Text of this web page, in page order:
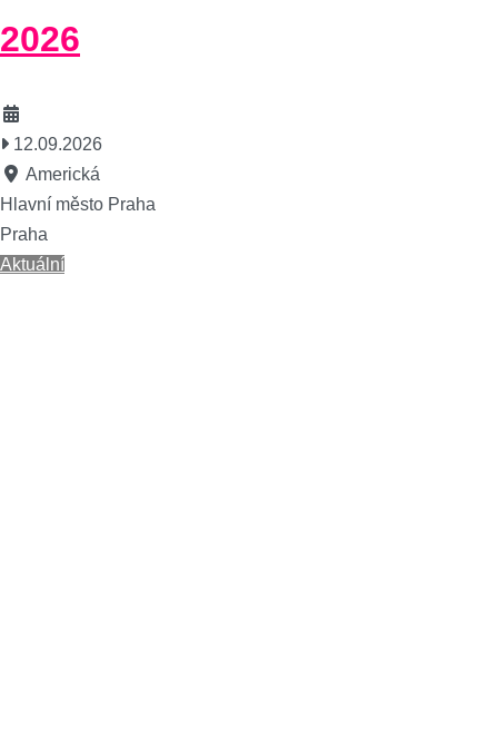
2026
12.09.2026
Americká
Hlavní město Praha
Praha
Aktuální